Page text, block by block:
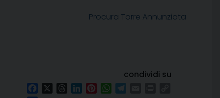
Procura Torre Annunziata
condividi su
FacebookThreadsLinkedInPinterestWhatsApp